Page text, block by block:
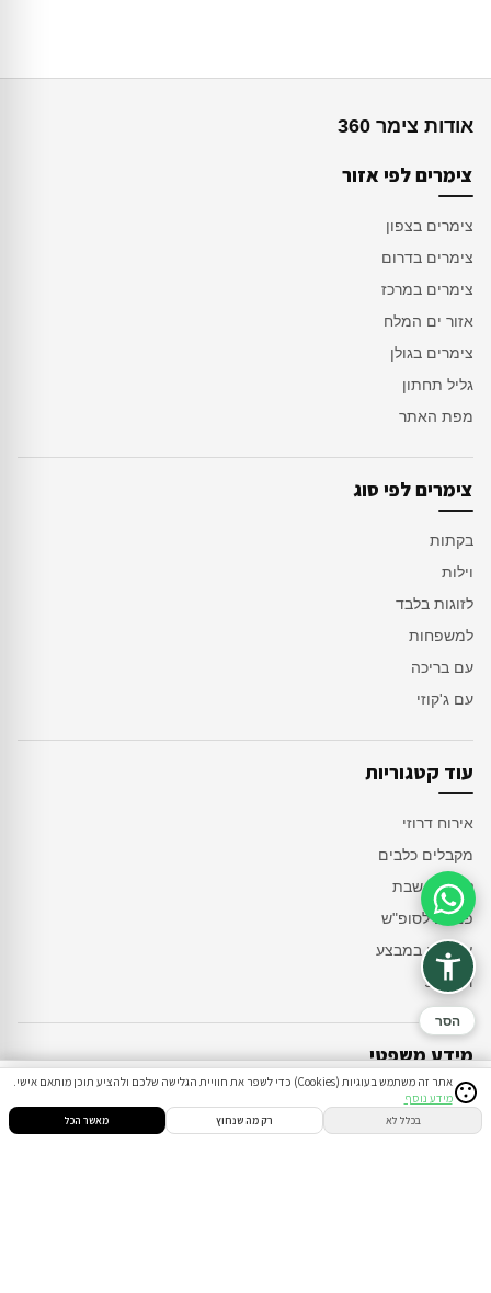
הזמנות הודעות התחבר
אודות צימר 360
צימרים לפי אזור
צימרים בצפון
צימרים בדרום
צימרים במרכז
אזור ים המלח
צימרים בגולן
גליל תחתון
מפת האתר
צימרים לפי סוג
בקתות
וילות
לזוגות בלבד
למשפחות
עם בריכה
עם ג'קוזי
עוד קטגוריות
אירוח דרוזי
מקבלים כלבים
לשומרי שבת
פנויים לסופ"ש
צימרים במבצע
דקה 90
מידע משפטי
תקנון ומדיניות
ביטולים והחזרים
אתר זה משתמש בעוגיות (Cookies) כדי לשפר את חוויית הגלישה שלכם ולהציע תוכן מותאם אישי.
מידע נוסף
בכלל לא רק מה שנחוץ מאשר הכל
סיוע בהזמנה
הסר